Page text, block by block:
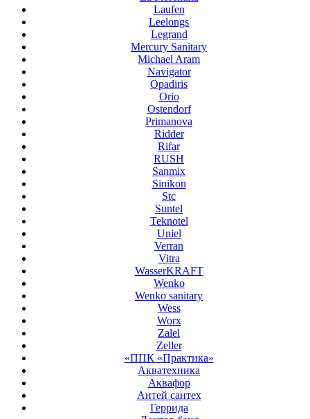
Laufen
Leelongs
Legrand
Mercury Sanitary
Michael Aram
Navigator
Opadiris
Orio
Ostendorf
Primanova
Ridder
Rifar
RUSH
Sanmix
Sinikon
Stc
Suntel
Teknotel
Uniel
Verran
Vitra
WasserKRAFT
Wenko
Wenko sanitary
Wess
Worx
Zalel
Zeller
«ППК «Практика»
Акватехника
Аквафор
Антей сантех
Геррида